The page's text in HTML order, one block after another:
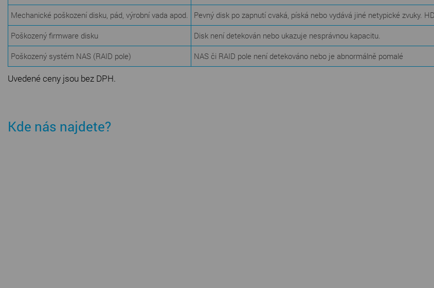
Mechanické poškození disku, pád, výrobní vada apod.
Pevný disk po zapnutí cvaká, píská nebo vydává jiné netypické zvuky.
Poškozený firmware disku
Disk není detekován nebo ukazuje nesprávnou kapacitu.
Poškozený systém NAS (RAID pole)
NAS či RAID pole není detekováno nebo je abnormálně pomalé
Uvedené ceny jsou bez DPH.
Kde nás najdete?